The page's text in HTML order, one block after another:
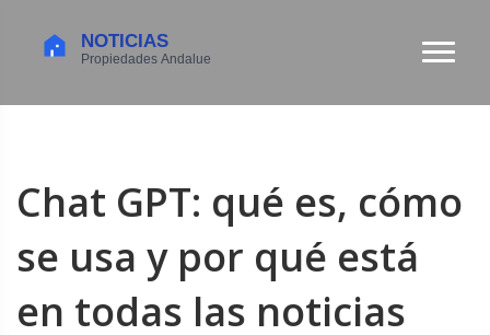
Chat GPT: qué es, cómo
se usa y por qué está
en todas las noticias